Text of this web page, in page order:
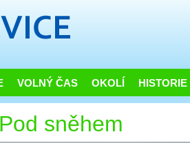
VOLNÝ ČAS OKOLÍ HISTORIE
Pod sněhem